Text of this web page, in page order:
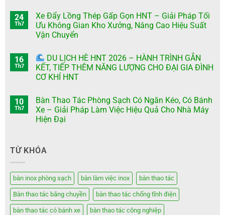
24
Th7
Xe Đẩy Lồng Thép Gấp Gọn HNT – Giải Pháp Tối
Ưu Không Gian Kho Xưởng, Nâng Cao Hiệu Suất
Vận Chuyển
16
Th7
DU LỊCH HÈ HNT 2026 – HÀNH TRÌNH GẮN
KẾT, TIẾP THÊM NĂNG LƯỢNG CHO ĐẠI GIA ĐÌNH
CƠ KHÍ HNT
10
Th7
Bàn Thao Tác Phòng Sạch Có Ngăn Kéo, Có Bánh
Xe – Giải Pháp Làm Việc Hiệu Quả Cho Nhà Máy
Hiện Đại
TỪ KHÓA
bàn inox phòng sạch bàn làm việc inox bàn thao tác
Bàn thao tác băng chuyền bàn thao tác chống tĩnh điện
bàn thao tác có bánh xe bàn thao tác công nghiệp